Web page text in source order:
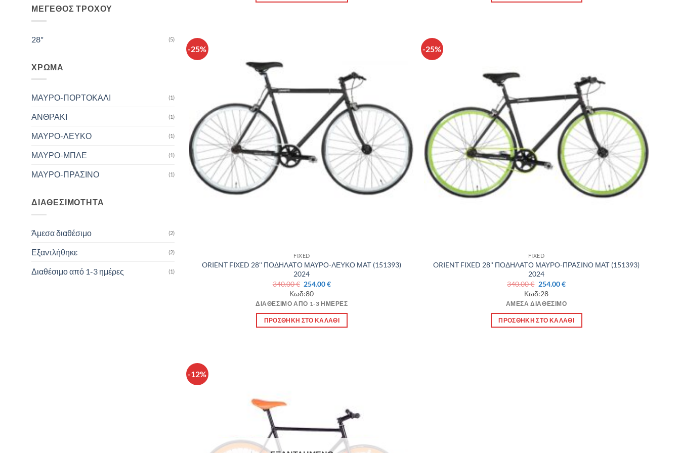
ΜΈΓΕΘΟΣ ΤΡΟΧΟΎ
28" (5)
ΧΡΏΜΑ
ΜΑΥΡΟ-ΠΟΡΤΟΚΑΛΙ (1)
ΑΝΘΡΑΚΙ (1)
ΜΑΥΡΟ-ΛΕΥΚΟ (1)
ΜΑΥΡΟ-ΜΠΛΕ (1)
ΜΑΥΡΟ-ΠΡΑΣΙΝΟ (1)
ΔΙΑΘΕΣΙΜΌΤΗΤΑ
Άμεσα διαθέσιμο (2)
Εξαντλήθηκε (2)
Διαθέσιμο από 1-3 ημέρες (1)
-25%
FIXED
ORIENT FIXED 28'' ΠΟΔΗΛΑΤΟ ΜΑΥΡΟ-ΛΕΥΚΟ ΜΑΤ (151393)
2024
340.00€ Original
price
was:
340.00 €.
254.00€Η
είναι:
254.00 €.
Κωδ:80
ΔΙΑΘΈΣΙΜΟ ΑΠΌ 1-3 ΗΜΈΡΕΣ
ΠΡΟΣΘΉΚΗ ΣΤΟ ΚΑΛΆΘΙ
-25%
FIXED
ORIENT FIXED 28'' ΠΟΔΗΛΑΤΟ ΜΑΥΡΟ-ΠΡΑΣΙΝΟ ΜΑΤ (151393)
2024
340.00€ Original
price
was:
340.00 €.
254.00€Η
είναι:
254.00 €.
Κωδ:28
ΆΜΕΣΑ ΔΙΑΘΈΣΙΜΟ
ΠΡΟΣΘΉΚΗ ΣΤΟ ΚΑΛΆΘΙ
-12%